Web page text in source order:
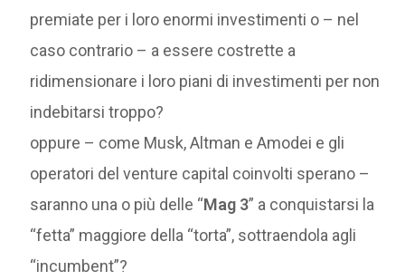
premiate per i loro enormi investimenti o – nel
caso contrario – a essere costrette a
ridimensionare i loro piani di investimenti per non
indebitarsi troppo?
oppure – come Musk, Altman e Amodei e gli
operatori del venture capital coinvolti sperano –
saranno una o più delle “Mag 3” a conquistarsi la
“fetta” maggiore della “torta”, sottraendola agli
“incumbent”?